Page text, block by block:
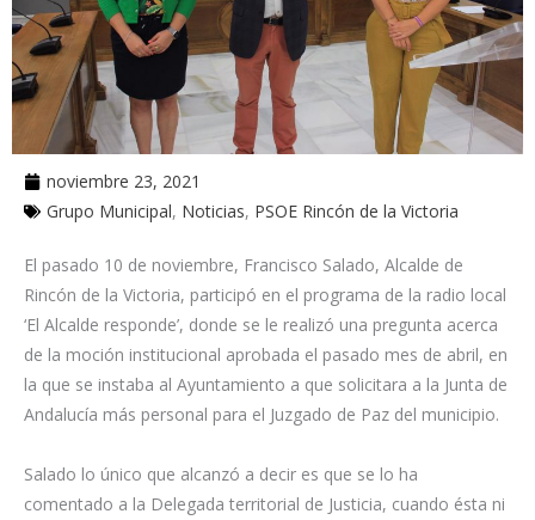
noviembre 23, 2021
Grupo Municipal, Noticias, PSOE Rincón de la Victoria
El pasado 10 de noviembre, Francisco Salado, Alcalde de
Rincón de la Victoria, participó en el programa de la radio local
‘El Alcalde responde’, donde se le realizó una pregunta acerca
de la moción institucional aprobada el pasado mes de abril, en
la que se instaba al Ayuntamiento a que solicitara a la Junta de
Andalucía más personal para el Juzgado de Paz del municipio.
Salado lo único que alcanzó a decir es que se lo ha
comentado a la Delegada territorial de Justicia, cuando ésta ni